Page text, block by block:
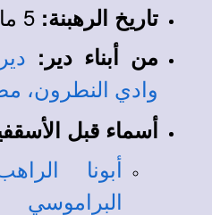
تاريخ الرهبنة: 5 مارس
من أبناء دير :
وادي النطرون،
أسماء قبل
أبونا
البراموسي